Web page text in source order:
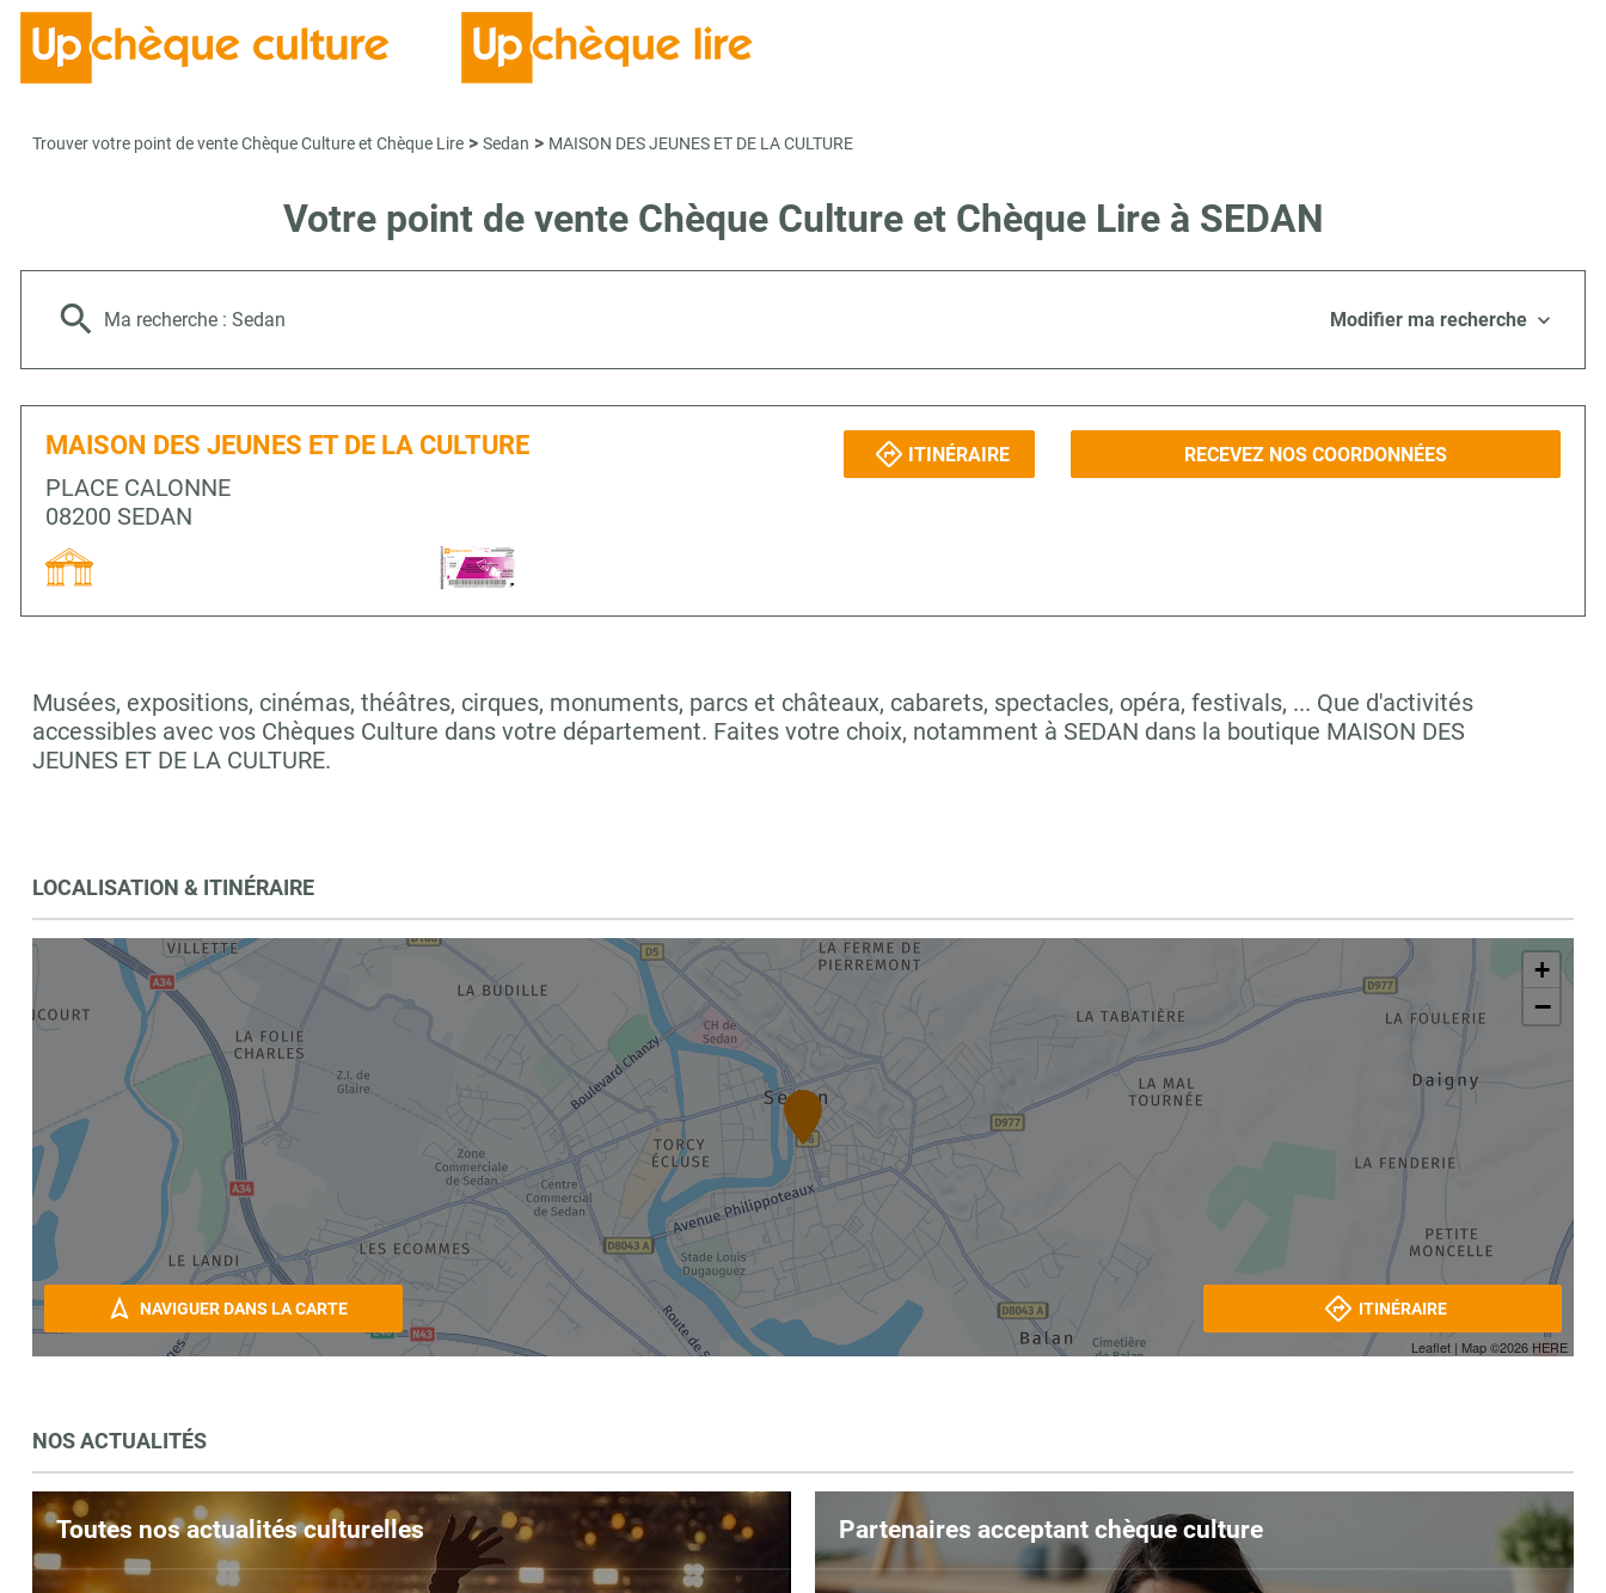
Trouver votre point de vente Chèque Culture et Chèque Lire > Sedan > MAISON DES JEUNES ET DE LA CULTURE
Votre point de vente Chèque Culture et Chèque Lire à SEDAN
Ma recherche : Sedan Modifier ma recherche
MAISON DES JEUNES ET DE LA CULTURE
PLACE CALONNE
08200 SEDAN
ITINÉRAIRE RECEVEZ NOS COORDONNÉES
Musées, expositions, cinémas, théâtres, cirques, monuments, parcs et châteaux, cabarets, spectacles, opéra, festivals, ... Que d'activités
accessibles avec vos Chèques Culture dans votre département. Faites votre choix, notamment à SEDAN dans la boutique MAISON DES
JEUNES ET DE LA CULTURE.
LOCALISATION & ITINÉRAIRE
+
−
Leaflet | Map ©2026 HERE
NAVIGUER DANS LA CARTE ITINÉRAIRE
NOS ACTUALITÉS
Toutes nos actualités culturelles Partenaires acceptant chèque culture